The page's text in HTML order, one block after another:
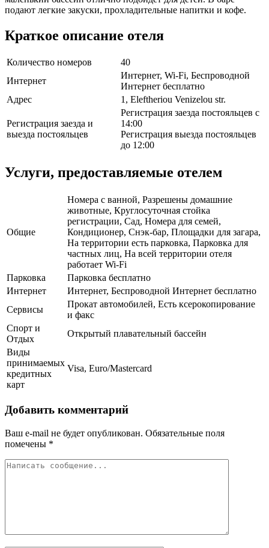
подают легкие закуски, прохладительные напитки и кофе.
Краткое описание отеля
Количество номеров
40
Интернет
Интернет, Wi-Fi, Беспроводной
Интернет бесплатно
Адрес
1, Eleftheriou Venizelou str.
Регистрация заезда и
выезда постояльцев
Регистрация заезда постояльцев с
14:00
Регистрация выезда постояльцев
до 12:00
Услуги, предоставляемые отелем
Общие
Номера с ванной, Разрешены домашние
животные, Круглосуточная стойка
регистрации, Сад, Номера для семей,
Кондиционер, Снэк-бар, Площадки для загара,
На территории есть парковка, Парковка для
частных лиц, На всей территории отеля
работает Wi-Fi
Парковка
Парковка бесплатно
Интернет
Интернет, Беспроводной Интернет бесплатно
Сервисы
Прокат автомобилей, Есть ксерокопирование
и факс
Спорт и
Отдых
Открытый плавательный бассейн
Виды
принимаемых
кредитных
карт
Visa, Euro/Mastercard
Добавить комментарий
Ваш e-mail не будет опубликован. Обязательные поля
помечены *